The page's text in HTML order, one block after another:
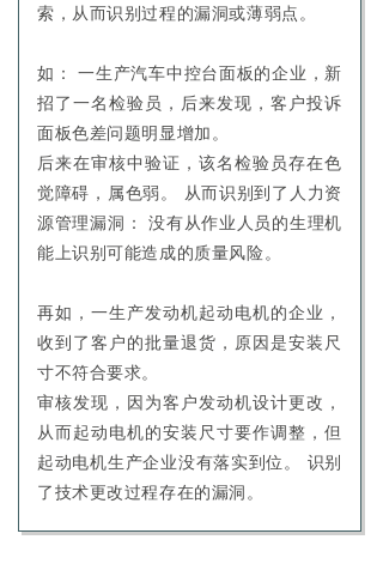
索，从而识别过程的漏洞或薄弱点。
如： 一生产汽车中控台面板的企业，新
招了一名检验员，后来发现，客户投诉
面板色差问题明显增加。
后来在审核中验证，该名检验员存在色
觉障碍，属色弱。 从而识别到了人力资
源管理漏洞： 没有从作业人员的生理机
能上识别可能造成的质量风险。
再如，一生产发动机起动电机的企业，
收到了客户的批量退货，原因是安装尺
寸不符合要求。
审核发现，因为客户发动机设计更改，
从而起动电机的安装尺寸要作调整，但
起动电机生产企业没有落实到位。 识别
了技术更改过程存在的漏洞。